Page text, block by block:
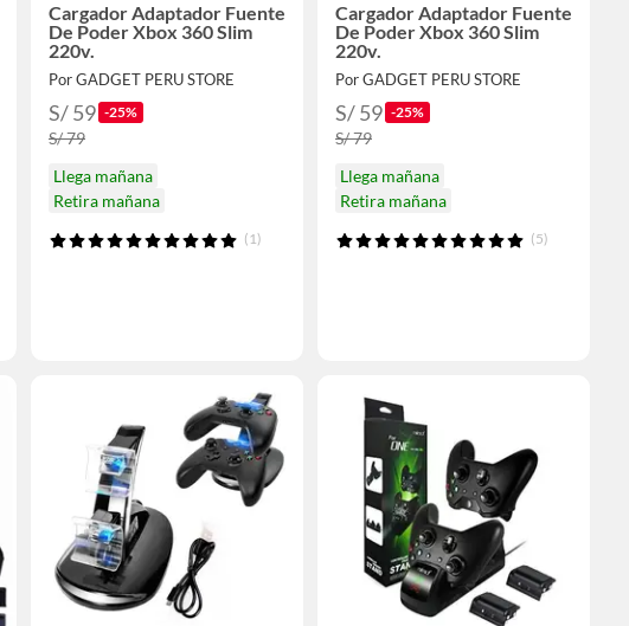
Cargador Adaptador Fuente
De Poder Xbox 360 Slim
220v.
Por GADGET PERU STORE
S/ 59 -25%
S/ 79
Llega mañana
Retira mañana
(1)
Cargador Adaptador Fuente
De Poder Xbox 360 Slim
220v.
Por GADGET PERU STORE
S/ 59 -25%
S/ 79
Llega mañana
Retira mañana
(5)